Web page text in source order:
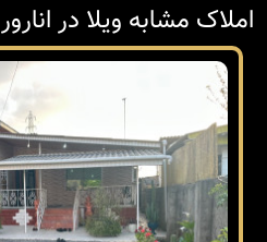
املاک مشابه ویلا در انارور